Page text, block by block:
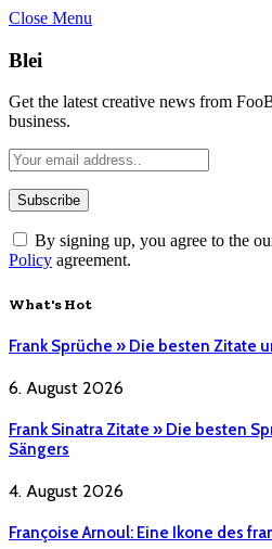
Close Menu
Blei
Get the latest creative news from
business.
By signing up, you agree to the
Policy agreement.
What's Hot
Frank Sprüche » Die besten Zitate
6. August 2026
Frank Sinatra Zitate » Die besten
Sängers
4. August 2026
Françoise Arnoul: Eine Ikone des